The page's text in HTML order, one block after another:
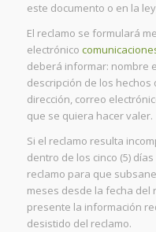
este documento o en la
El reclamo se formulará
electrónico
deberá informar: nombre
descripción de los hechos
dirección, correo
que se quiera hacer valer.
Si el reclamo resulta
dentro de los cinco (5)
reclamo para que
meses desde la fecha del
presente la información
desistido del reclamo.